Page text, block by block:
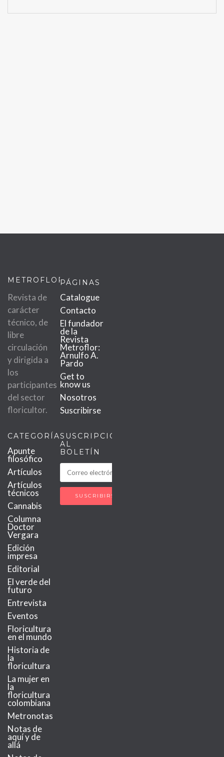
METROFLOR
Revista de
carácter
técnico, de
libre
circulación
y dirigida a
los
participantes
del sector
floricultor.
PÁGINAS
Catalogue
Contacto
El fundador
de la
Revista
Metroflor:
Arnulfo A.
Pardo
Get to
know us
Nosotros
Suscribirse
CATEGORÍAS
Apunte
filosófico
Artículos
Artículos
técnicos
Cannabis
Columna
Doctor
Vergara
Edición
impresa
Editorial
El verde del
futuro
Entrevista
Eventos
Floricultura
en el mundo
Historia de
la
floricultura
La mujer en
la
floricultura
colombiana
Metronotas
Notas de
aquí y de
allá
SUSCRIPCIÓN
AL
BOLETÍN